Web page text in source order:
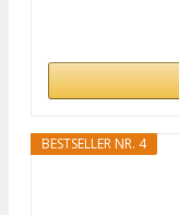
BESTSELLER NR. 4